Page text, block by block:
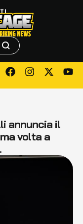
annuncia il
volta a